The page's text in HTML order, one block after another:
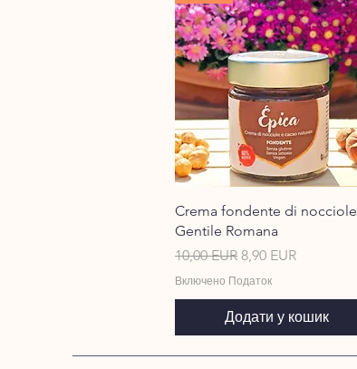
Швидкий перегляд
Crema fondente di nocciole
Gentile Romana
Звичайна ціна
10,00 EUR За розпродажем
8,90 EUR
Включено Податок
Додати у кошик